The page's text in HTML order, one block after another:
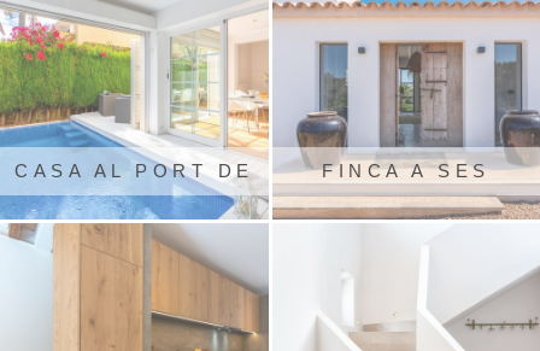
CASA AL PORT DE
POLLENSA
FINCA A SES
SALINES